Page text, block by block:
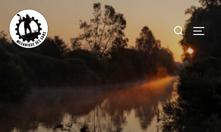
contenu
Rechercher :